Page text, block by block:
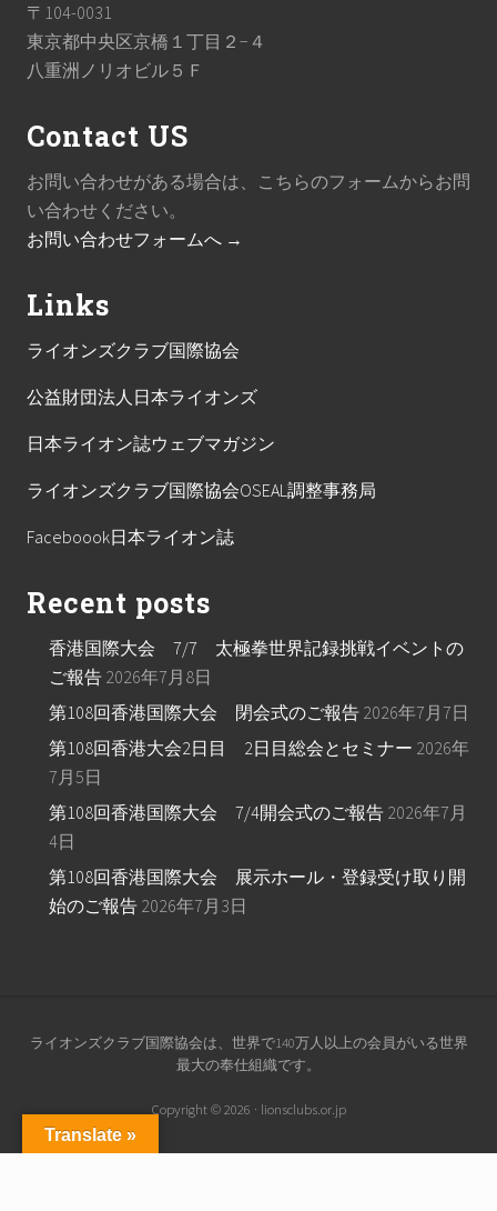
〒104-0031
東京都中央区京橋１丁目２−４
八重洲ノリオビル５Ｆ
Contact US
お問い合わせがある場合は、こちらのフォームからお問
い合わせください。
お問い合わせフォームへ →
Links
ライオンズクラブ国際協会
公益財団法人日本ライオンズ
日本ライオン誌ウェブマガジン
ライオンズクラブ国際協会OSEAL調整事務局
Faceboook日本ライオン誌
Recent posts
香港国際大会 7/7 太極拳世界記録挑戦イベントの
ご報告 2026年7月8日
第108回香港国際大会 閉会式のご報告 2026年7月7日
第108回香港大会2日目 2日目総会とセミナー 2026年
7月5日
第108回香港国際大会 7/4開会式のご報告 2026年7月
4日
第108回香港国際大会 展示ホール・登録受け取り開
始のご報告 2026年7月3日
Site
ライオンズクラブ国際協会は、世界で140万人以上の会員がいる世界
最大の奉仕組織です。
Copyright © 2026 · lionsclubs.or.jp
Translate »